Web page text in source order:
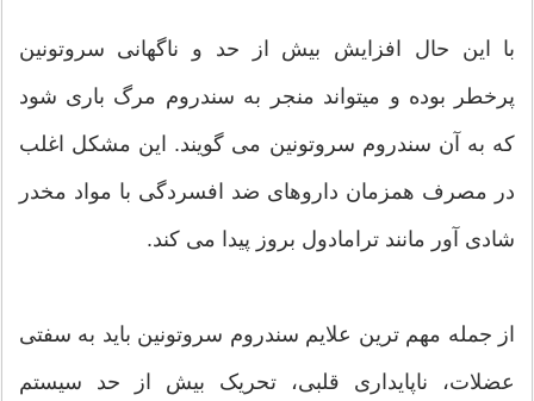
با این حال افزایش بیش از حد و ناگهانی سروتونین
پرخطر بوده و میتواند منجر به سندروم مرگ باری شود
که به آن سندروم سروتونین می گویند. این مشکل اغلب
در مصرف همزمان داروهای ضد افسردگی با مواد مخدر
شادی آور مانند ترامادول بروز پیدا می کند.
از جمله مهم ترین علایم سندروم سروتونین باید به سفتی
عضلات، ناپایداری قلبی، تحریک بیش از حد سیستم